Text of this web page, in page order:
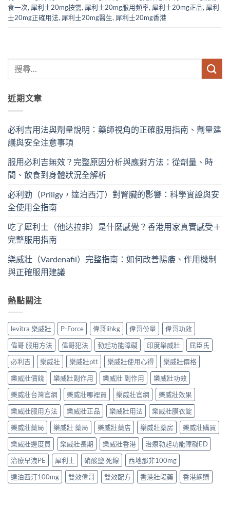
食一次, 犀利士20mg按需, 犀利士20mg服用頻率, 犀利士20mg正品, 犀利
士20mg正確用法, 犀利士20mg醫生, 犀利士20mg香港
近期文章
必利吉用法與劑量說明：藥師視角的正確服用指南、劑量建
議與安全注意事項
服用必利吉無效？完整原因分析與應對方法：從劑量、時
間、飲食到身體狀況全解析
必利勁（Priligy，達泊西汀）對腎臟的影響：科學實證與安
全使用全指南
吃了犀利士（他达拉非）是什麼感覺？香港用家真實感受＋
完整服用指南
樂威壯（Vardenafil）完整指南：如何改善陽痿、作用機制
與正確服用建議
熱點關注
levitra 樂威壯 P-Force 偉哥lihkg 偉哥份量
偉哥功效
偉哥 服用方法
偉哥犯法 勃起功能障礙 印度樂威壯
屈臣氏
必利吉
樂威壯 樂威壯ptt 樂威壯使用心得
樂威壯價格
樂威壯價錢
樂威壯副作用 樂威壯 副作用
樂威壯功效
樂威壯台灣官網
樂威壯哪裡買 樂威壯官網
樂威壯效果
樂威壯服用方法
樂威壯正品 樂威壯用法
樂威壯膜衣錠
樂威壯藥局
樂威壯 藥局 樂威壯藥店 樂威壯藥房
樂威壯購買
樂威壯邊度買
樂威壯長期 樂威壯香港
治療勃起功能障礙ED
治療早洩PE
犀利士 硝酸鹽 死線
西地那非100mg
達泊西汀100mg
雙效偉哥 雙效配方 香港壯陽藥 香港網購